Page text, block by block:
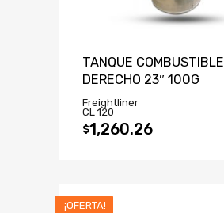
TANQUE COMBUSTIBLE
DERECHO 23″ 100G
Freightliner
CL 120
$1,260.26
¡OFERTA!